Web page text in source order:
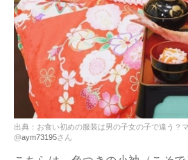
出典：お食い初めの服装は男の子女の子で違う？
@aym73195さん